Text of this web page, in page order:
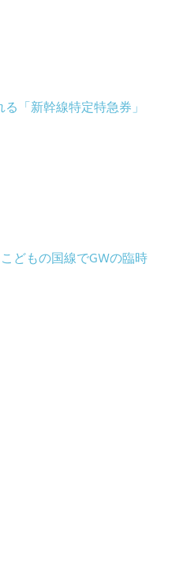
「新幹線特定特急券」
どもの国線でGWの臨時